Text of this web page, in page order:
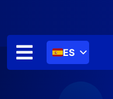
contenido
ES